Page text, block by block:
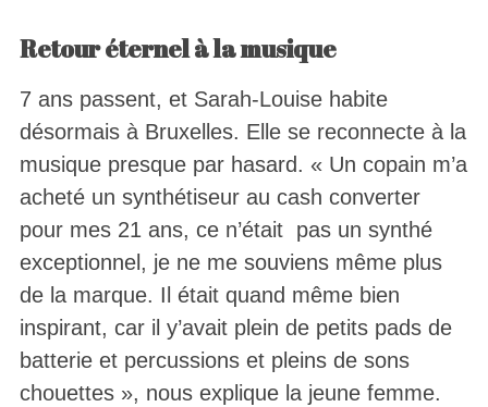
Retour éternel à la musique
7 ans passent, et Sarah-Louise habite
désormais à Bruxelles. Elle se reconnecte à la
musique presque par hasard. « Un copain m’a
acheté un synthétiseur au cash converter
pour mes 21 ans, ce n’était pas un synthé
exceptionnel, je ne me souviens même plus
de la marque. Il était quand même bien
inspirant, car il y’avait plein de petits pads de
batterie et percussions et pleins de sons
chouettes », nous explique la jeune femme.